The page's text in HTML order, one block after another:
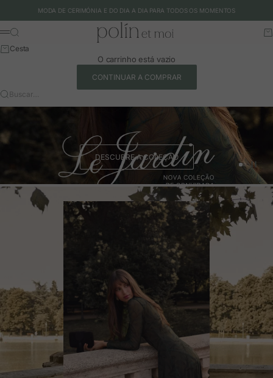
MODA DE CERIMÓNIA E DO DIA A DIA PARA TODOS OS MOMENTOS
Polín et moi - EU
Menu
Buscar
Cesta
O carrinho está vazio
CONTINUAR A COMPRAR
Buscar…
DESCUBRE A COLEÇÃO
Ir para o
Ir para